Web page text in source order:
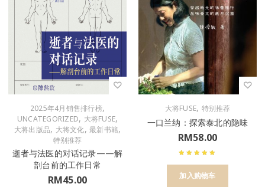
2025年4月销售排行榜,
UNCATEGORIZED, 大将FUSE,
大将出版品, 大将文化, 最新书籍,
特别推荐
逝者与法医的对话记录——解
剖台前的工作日常
RM45.00
大将FUSE, 特别推荐
一口兰纳：探索泰北的隐味
RM58.00
加入购物车